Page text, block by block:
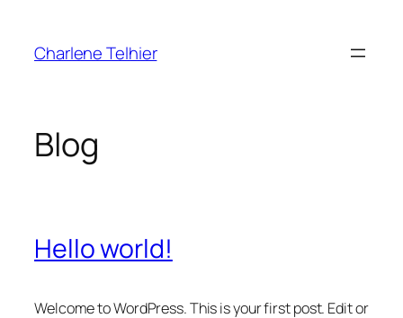
contenu
Charlene Telhier
Blog
Hello world!
Welcome to WordPress. This is your first post. Edit or